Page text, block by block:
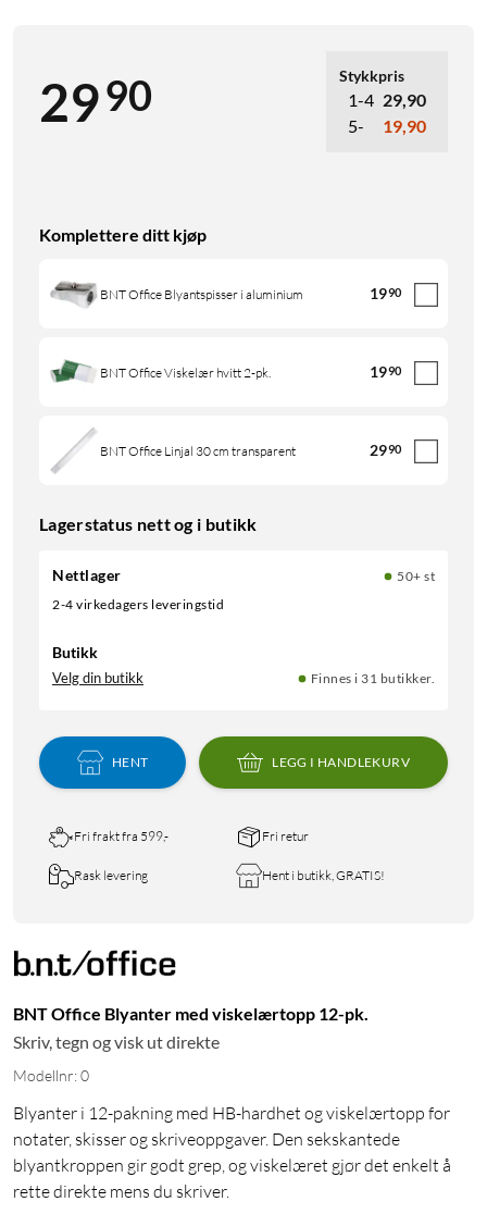
2990 Stykkpris
1-4 29,90
5-
19,90
Komplettere ditt kjøp
BNT Office Blyantspisser i aluminium 1990
BNT Office Viskelær hvitt 2-pk. 1990
BNT Office Linjal 30 cm transparent 2990
Lagerstatus nett og i butikk
Nettlager
50+ st
2-4 virkedagers leveringstid
Butikk
Velg din butikk Finnes i 31 butikker.
HENT LEGG I HANDLEKURV
Fri frakt fra 599,- Fri retur
Rask levering Hent i butikk, GRATIS!
BNT Office Blyanter med viskelærtopp 12-pk.
Skriv, tegn og visk ut direkte
Modellnr: 0
Blyanter i 12-pakning med HB-hardhet og viskelærtopp for
notater, skisser og skriveoppgaver. Den sekskantede
blyantkroppen gir godt grep, og viskelæret gjør det enkelt å
rette direkte mens du skriver.